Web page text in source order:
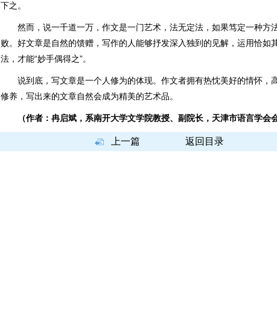
下之。
然而，说一千道一万，作文是一门艺术，法无定法，如果笃定一种方
败。好文章是自然的馈赠，写作的人能够抒发深入独到的见解，运用恰如
法，才能“妙手偶得之”。
说到底，写文章是一个人修为的体现。作文者拥有热忱美好的情怀，
修养，写出来的文章自然会成为精美的艺术品。
（作者：冉启斌，系南开大学文学院教授、副院长，天津市语言学会会
上一篇 返回目录